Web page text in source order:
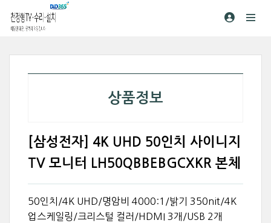
상품정보
[삼성전자] 4K UHD 50인치 사이니지
TV 모니터 LH50QBBEBGCXKR 본체
50인치/4K UHD/명암비 4000:1/밝기 350nit/4K
업스케일링/크리스털 컬러/HDMI 3개/USB 2개